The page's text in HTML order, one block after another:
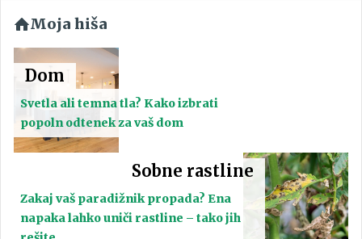
Moja hiša
Dom
Svetla ali temna tla? Kako izbrati
popoln odtenek za vaš dom
Sobne rastline
Zakaj vaš paradižnik propada? Ena
napaka lahko uniči rastline – tako jih